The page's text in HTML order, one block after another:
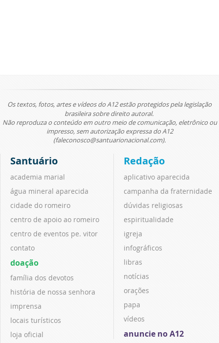
Os textos, fotos, artes e vídeos do A12 estão protegidos pela legislação
brasileira sobre direito autoral.
Não reproduza o conteúdo em outro meio de comunicação, eletrônico ou
impresso, sem autorização expressa do A12
(faleconosco@santuarionacional.com).
Santuário
academia marial
água mineral aparecida
cidade do romeiro
centro de apoio ao romeiro
centro de eventos pe. vitor
contato
doação
família dos devotos
história de nossa senhora
imprensa
locais turísticos
loja oficial
Redação
aplicativo aparecida
campanha da fraternidade
dúvidas religiosas
espiritualidade
igreja
infográficos
libras
notícias
orações
papa
vídeos
anuncie no A12